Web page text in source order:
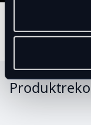
Tillbehör